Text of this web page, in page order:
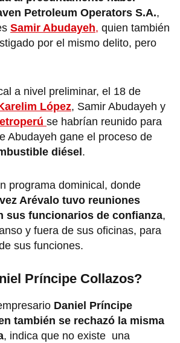
Petroleum Operators S.A.,
Samir Abudayeh, quien también
por el mismo delito, pero
a nivel preliminar, el 18 de
López, Samir Abudayeh y
se habrían reunido para
Abudayeh gane el proceso de
diésel .
programa dominical, donde
Arévalo tuvo reuniones
sus funcionarios de confianza,
y fuera de sus oficinas, para
sus funciones.
Príncipe Collazos?
Daniel Príncipe
también se rechazó la misma
, indica que no existe una